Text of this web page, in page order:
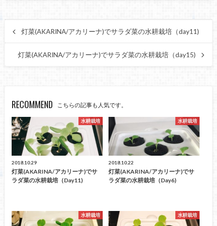
灯菜(AKARINA/アカリーナ)でサラダ菜の水耕栽培（day11)
灯菜(AKARINA/アカリーナ)でサラダ菜の水耕栽培（day15)
RECOMMEND こちらの記事も人気です。
水耕栽培
2018.10.29
灯菜(AKARINA/アカリーナ)でサ
ラダ菜の水耕栽培（day11)
水耕栽培
2018.10.22
灯菜(AKARINA/アカリーナ)でサ
ラダ菜の水耕栽培（day6)
水耕栽培 水耕栽培